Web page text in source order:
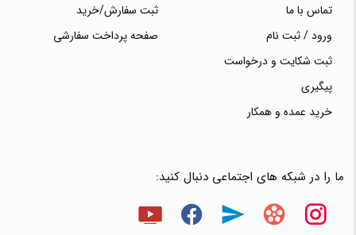
تماس با ما
ورود / ثبت نام
ثبت شکایت و درخواست
پیگیری
خرید عمده و همکار
ثبت سفارش/خرید
صفحه پرداخت سفارشی
ما را در شبکه های اجتماعی دنبال کنید: